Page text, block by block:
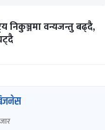
निकुञ्जमा वन्यजन्तु बढ्दै,